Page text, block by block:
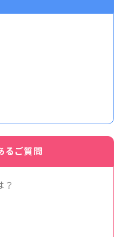
るご質問
？